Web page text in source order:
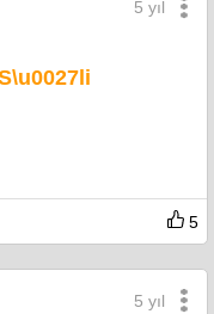
5 yıl
5
5 yıl